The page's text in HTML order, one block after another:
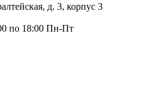
д. 3, корпус 3
по 18:00 Пн-Пт